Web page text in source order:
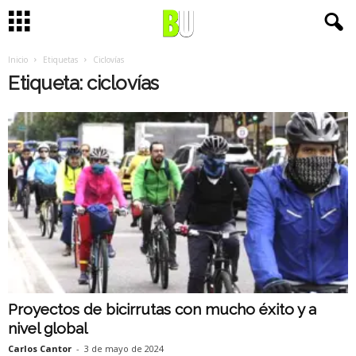
Inicio Etiquetas Ciclovías
Etiqueta: ciclovías
Proyectos de bicirrutas con mucho éxito y a
nivel global
Carlos Cantor - 3 de mayo de 2024